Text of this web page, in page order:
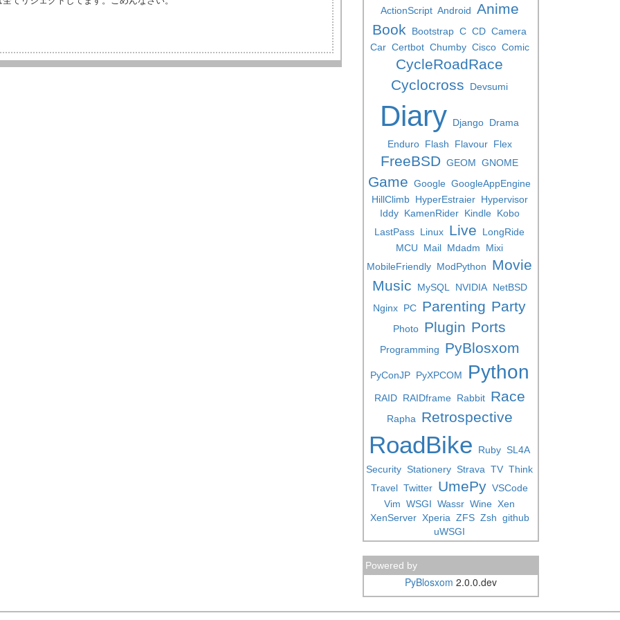
ActionScript Android Anime
Book
Bootstrap C CD Camera
Car Certbot Chumby Cisco Comic
CycleRoadRace
Cyclocross
Devsumi
Diary Django Drama
Enduro Flash Flavour Flex
FreeBSD GEOM GNOME
Game Google GoogleAppEngine
HillClimb HyperEstraier Hypervisor
Iddy KamenRider Kindle Kobo
LastPass Linux Live
LongRide
MCU
Mail Mdadm
Mixi
MobileFriendly ModPython
Movie
Music
MySQL NVIDIA NetBSD
Nginx PC Parenting Party
Photo Plugin Ports
Programming PyBlosxom
PyConJP PyXPCOM Python
RAID RAIDframe Rabbit Race
Rapha Retrospective
RoadBike Ruby SL4A
Security Stationery Strava TV Think
Travel Twitter UmePy VSCode
Vim WSGI Wassr Wine Xen
XenServer Xperia ZFS Zsh github
uWSGI
Powered by
PyBlosxom 2.0.0.dev